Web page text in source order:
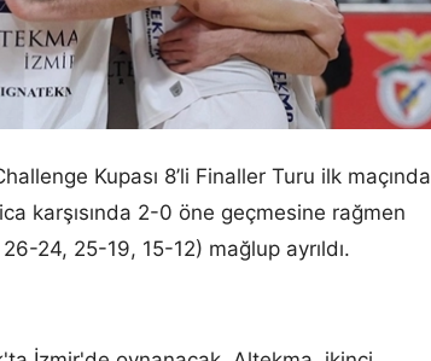
Kupası 8’li Finaller Turu ilk maçında
karşısında 2-0 öne geçmesine rağmen
24, 25-19, 15-12) mağlup ayrıldı.